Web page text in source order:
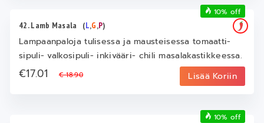
42. Lamb Masala (L,G,P)
Lampaanpaloja tulisessa ja mausteisessa tomaatti-
sipuli- valkosipuli- inkivääri- chili masalakastikkeessa.
€17.01€ 18.90 Lisää Koriin
10% off
10% off